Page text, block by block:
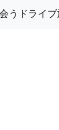
うドライ
イト広告を利